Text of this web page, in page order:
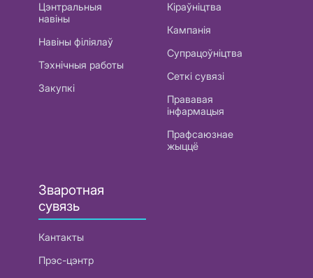
Цэнтральныя
навіны
Навіны філіялаў
Тэхнічныя работы
Закупкі
Кіраўніцтва
Кампанія
Супрацоўніцтва
Сеткі сувязі
Прававая
інфармацыя
Прафсаюзнае
жыццё
Зваротная
сувязь
Кантакты
Прэс-цэнтр